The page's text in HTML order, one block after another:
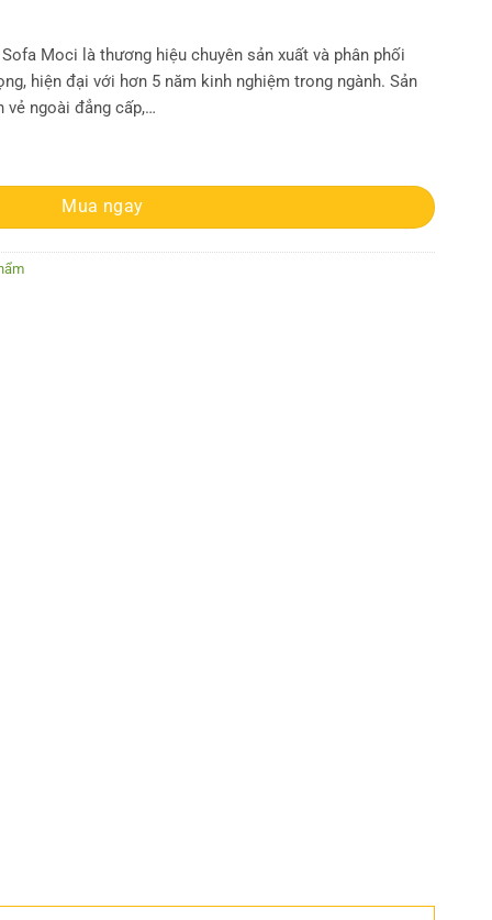
Moci là thương hiệu chuyên sản xuất và phân phối
hiện đại với hơn 5 năm kinh nghiệm trong ngành. Sản
vẻ ngoài đẳng cấp,…
Mua ngay